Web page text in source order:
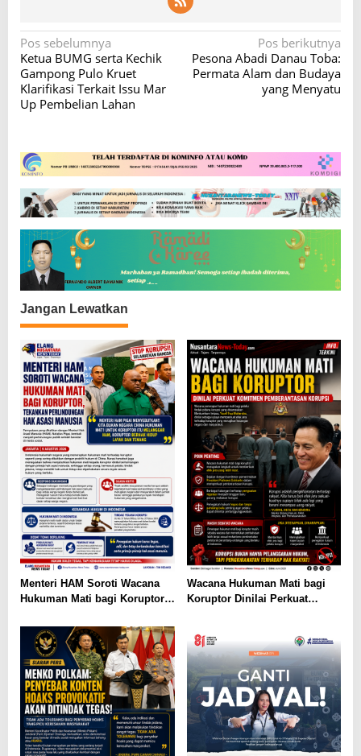
N
a
v
i
a
s
i
p
o
s
Pos sebelumnya
Ketua BUMG serta Kechik
Gampong Pulo Kruet
Klarifikasi Terkait Issu Mar
Up Pembelian Lahan
Pos berikutnya
Pesona Abadi Danau Toba:
Permata Alam dan Budaya
yang Menyatu
Jangan Lewatkan
Menteri HAM Soroti Wacana
Hukuman Mati bagi Koruptor,
Asasi Manusia
Wacana Hukuman Mati bagi
Koruptor Dinilai Perkuat